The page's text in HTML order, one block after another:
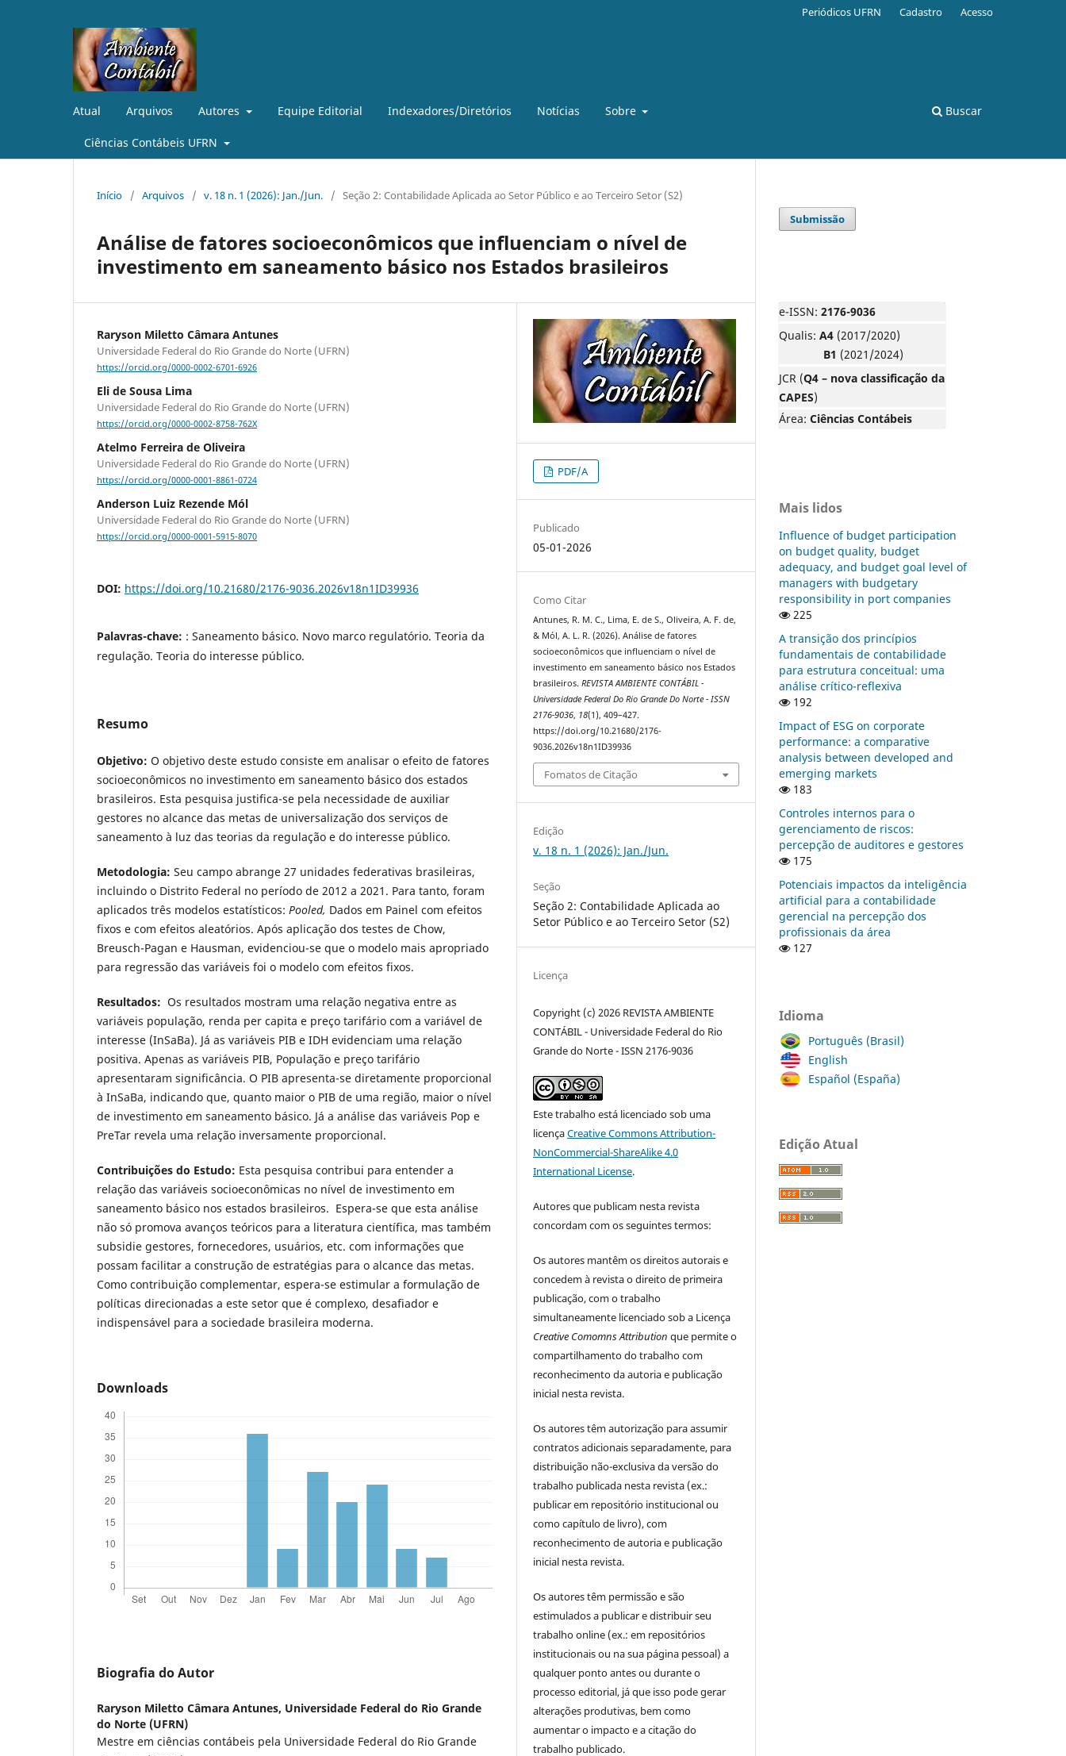
Atual Arquivos Autores Equipe Editorial Indexadores/Diretórios Notícias Sobre
Ciências Contábeis UFRN
Buscar
Periódicos UFRN Cadastro Acesso
Início / Arquivos / v. 18 n. 1 (2026): Jan./Jun. / Seção 2: Contabilidade Aplicada ao Setor Público e ao Terceiro Setor (S2)
Análise de fatores socioeconômicos que influenciam o nível de
investimento em saneamento básico nos Estados brasileiros
Raryson Miletto Câmara Antunes
Universidade Federal do Rio Grande do Norte (UFRN)
https://orcid.org/0000-0002-6701-6926
Eli de Sousa Lima
Universidade Federal do Rio Grande do Norte (UFRN)
https://orcid.org/0000-0002-8758-762X
Atelmo Ferreira de Oliveira
Universidade Federal do Rio Grande do Norte (UFRN)
https://orcid.org/0000-0001-8861-0724
Anderson Luiz Rezende Mól
Universidade Federal do Rio Grande do Norte (UFRN)
https://orcid.org/0000-0001-5915-8070
DOI: https://doi.org/10.21680/2176-9036.2026v18n1ID39936
Palavras-chave: : Saneamento básico. Novo marco regulatório. Teoria da
regulação. Teoria do interesse público.
Resumo
Objetivo: O objetivo deste estudo consiste em analisar o efeito de fatores
socioeconômicos no investimento em saneamento básico dos estados
brasileiros. Esta pesquisa justifica-se pela necessidade de auxiliar
gestores no alcance das metas de universalização dos serviços de
saneamento à luz das teorias da regulação e do interesse público.
Metodologia: Seu campo abrange 27 unidades federativas brasileiras,
incluindo o Distrito Federal no período de 2012 a 2021. Para tanto, foram
aplicados três modelos estatísticos: Pooled, Dados em Painel com efeitos
fixos e com efeitos aleatórios. Após aplicação dos testes de Chow,
Breusch-Pagan e Hausman, evidenciou-se que o modelo mais apropriado
para regressão das variáveis foi o modelo com efeitos fixos.
Resultados: Os resultados mostram uma relação negativa entre as
variáveis população, renda per capita e preço tarifário com a variável de
interesse (InSaBa). Já as variáveis PIB e IDH evidenciam uma relação
positiva. Apenas as variáveis PIB, População e preço tarifário
apresentaram significância. O PIB apresenta-se diretamente proporcional
à InSaBa, indicando que, quanto maior o PIB de uma região, maior o nível
de investimento em saneamento básico. Já a análise das variáveis Pop e
PreTar revela uma relação inversamente proporcional.
Contribuições do Estudo: Esta pesquisa contribui para entender a
relação das variáveis socioeconômicas no nível de investimento em
saneamento básico nos estados brasileiros. Espera-se que esta análise
não só promova avanços teóricos para a literatura científica, mas também
subsidie gestores, fornecedores, usuários, etc. com informações que
possam facilitar a construção de estratégias para o alcance das metas.
Como contribuição complementar, espera-se estimular a formulação de
políticas direcionadas a este setor que é complexo, desafiador e
indispensável para a sociedade brasileira moderna.
Downloads
Biografia do Autor
Raryson Miletto Câmara Antunes, Universidade Federal do Rio Grande
do Norte (UFRN)
Mestre em ciências contábeis pela Universidade Federal do Rio Grande
PDF/A
Publicado
05-01-2026
Como Citar
Antunes, R. M. C., Lima, E. de S., Oliveira, A. F. de,
& Mól, A. L. R. (2026). Análise de fatores
socioeconômicos que influenciam o nível de
investimento em saneamento básico nos Estados
brasileiros.REVISTA AMBIENTE CONTÁBIL -
Universidade Federal Do Rio Grande Do Norte - ISSN
2176-9036, 18(1), 409–427.
https://doi.org/10.21680/2176-
9036.2026v18n1ID39936
Fomatos de Citação
Edição
v. 18 n. 1 (2026): Jan./Jun.
Seção
Seção 2: Contabilidade Aplicada ao
Setor Público e ao Terceiro Setor (S2)
Licença
Copyright (c) 2026 REVISTA AMBIENTE
CONTÁBIL - Universidade Federal do Rio
Grande do Norte - ISSN 2176-9036
Este trabalho está licenciado sob uma
licençaCreative Commons Attribution-
NonCommercial-ShareAlike 4.0
International License.
Autores que publicam nesta revista
concordam com os seguintes termos:
Os autores mantêm os direitos autorais e
concedem à revista o direito de primeira
publicação, com o trabalho
simultaneamente licenciado sob a Licença
Creative Comomns Attribution que permite o
compartilhamento do trabalho com
reconhecimento da autoria e publicação
inicial nesta revista.
Os autores têm autorização para assumir
contratos adicionais separadamente, para
distribuição não-exclusiva da versão do
trabalho publicada nesta revista (ex.:
publicar em repositório institucional ou
como capítulo de livro), com
reconhecimento de autoria e publicação
inicial nesta revista.
Os autores têm permissão e são
estimulados a publicar e distribuir seu
trabalho online (ex.: em repositórios
institucionais ou na sua página pessoal) a
qualquer ponto antes ou durante o
processo editorial, já que isso pode gerar
alterações produtivas, bem como
aumentar o impacto e a citação do
trabalho publicado.
Submissão
e-ISSN: 2176-9036
Qualis: A4 (2017/2020)
B1 (2021/2024)
JCR (Q4 – nova classificação da
CAPES)
Área: Ciências Contábeis
Mais lidos
Influence of budget participation
on budget quality, budget
adequacy, and budget goal level of
managers with budgetary
responsibility in port companies
225
A transição dos princípios
fundamentais de contabilidade
para estrutura conceitual: uma
análise crítico-reflexiva
192
Impact of ESG on corporate
performance: a comparative
analysis between developed and
emerging markets
183
Controles internos para o
gerenciamento de riscos:
percepção de auditores e gestores
175
Potenciais impactos da inteligência
artificial para a contabilidade
gerencial na percepção dos
profissionais da área
127
Idioma
Português (Brasil)
English
Español (España)
Edição Atual